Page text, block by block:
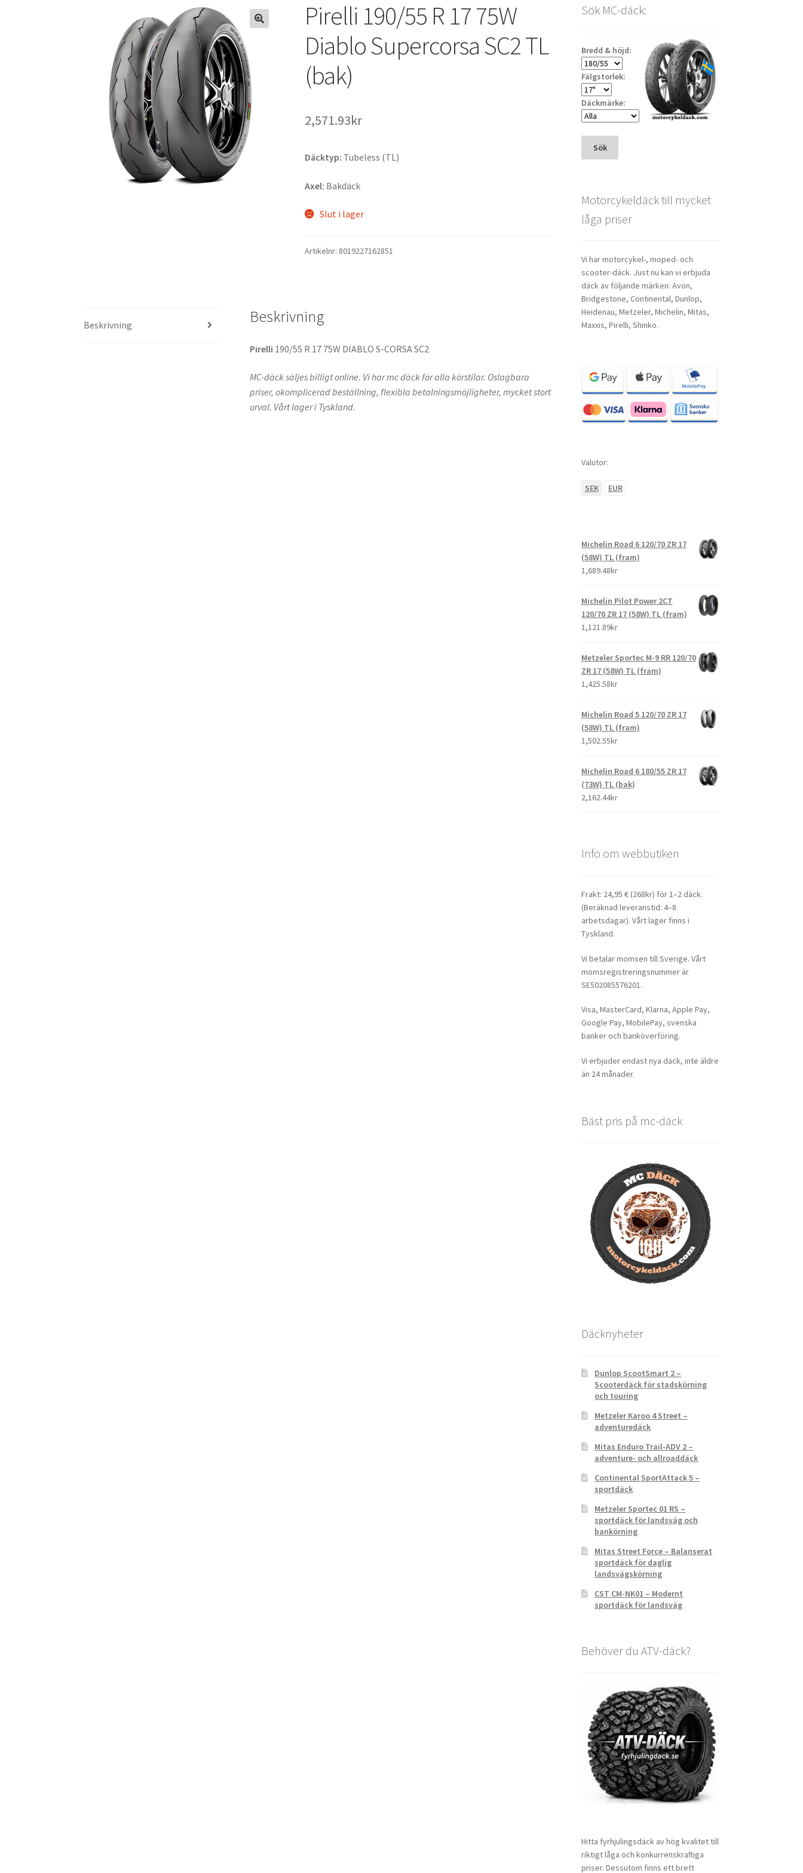
Pirelli 190/55 R 17 75W
Diablo Supercorsa SC2 TL
(bak)
2,571.93kr
Däcktyp: Tubeless (TL)
Axel: Bakdäck
Slut i lager
Artikelnr: 8019227162851
Beskrivning Beskrivning
Pirelli 190/55 R 17 75W DIABLO S-CORSA SC2
MC-däck säljes billigt online. Vi har mc däck för alla körstilar. Oslagbara
priser, okomplicerad beställning, flexibla betalningsmöjligheter, mycket stort
urval. Vårt lager i Tyskland.
Sök MC-däck:
Bredd & höjd:
Fälgstorlek:
Däckmärke:
Sök
Motorcykeldäck till mycket
låga priser
Vi har motorcykel-, moped- och
scooter-däck. Just nu kan vi erbjuda
däck av följande märken: Avon,
Bridgestone, Continental, Dunlop,
Heidenau, Metzeler, Michelin, Mitas,
Maxxis, Pirelli, Shinko.
Valutor:
SEK EUR
Michelin Road 6 120/70 ZR 17
(58W) TL (fram)
1,689.48kr
Michelin Pilot Power 2CT
120/70 ZR 17 (58W) TL (fram)
1,121.89kr
Metzeler Sportec M-9 RR 120/70
ZR 17 (58W) TL (fram)
1,425.58kr
Michelin Road 5 120/70 ZR 17
(58W) TL (fram)
1,502.55kr
Michelin Road 6 180/55 ZR 17
(73W) TL (bak)
2,162.44kr
Info om webbutiken
Frakt: 24,95 € (268kr) för 1–2 däck.
(Beräknad leveranstid: 4–8
arbetsdagar). Vårt lager finns i
Tyskland.
Vi betalar momsen till Sverige. Vårt
momsregistreringsnummer är
SE502085576201.
Visa, MasterCard, Klarna, Apple Pay,
Google Pay, MobilePay, svenska
banker och banköverföring.
Vi erbjuder endast nya däck, inte äldre
än 24 månader.
Bäst pris på mc-däck
Däcknyheter
Dunlop ScootSmart 2 –
Scooterdäck för stadskörning
och touring
Metzeler Karoo 4 Street –
adventuredäck
Mitas Enduro Trail-ADV 2 –
adventure- och allroaddäck
Continental SportAttack 5 –
sportdäck
Metzeler Sportec 01 RS –
sportdäck för landsväg och
bankörning
Mitas Street Force – Balanserat
sportdäck för daglig
landsvägskörning
CST CM-NK01 – Modernt
sportdäck för landsväg
Behöver du ATV-däck?
Hitta fyrhjulingsdäck av hög kvalitet till
riktigt låga och konkurrenskraftiga
priser. Dessutom finns ett brett